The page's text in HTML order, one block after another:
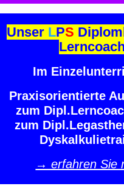
Unser LPS
Im
Praxisorientierte
zum
zum
→ erfahren Sie